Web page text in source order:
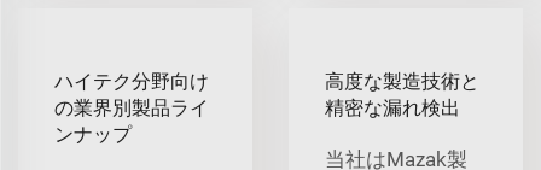
ハイテク分野向け
の業界別製品ライ
ンナップ
高度な製造技術と
精密な漏れ検出
当社はMazak製